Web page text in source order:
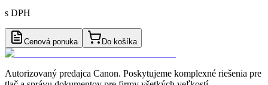
s DPH
Cenová ponuka Do košíka
Autorizovaný predajca Canon. Poskytujeme komplexné riešenia pre